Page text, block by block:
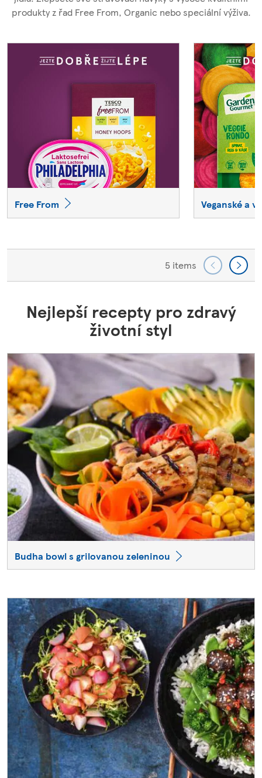
produkty z řad Free From, Organic nebo speciální výživa.
Free From Veganské a
5 items
Nejlepší recepty pro zdravý
životní styl
Budha bowl s grilovanou zeleninou